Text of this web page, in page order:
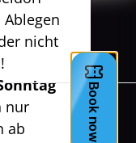
nicht
nur
ab